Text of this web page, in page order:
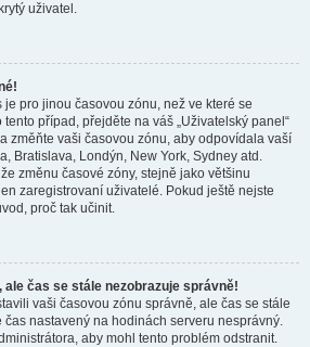
uživatel.
pro jinou časovou zónu, než ve které se
případ, přejděte na váš „Uživatelský panel“
změňte vaši časovou zónu, aby odpovídala vaší
Bratislava, Londýn, New York, Sydney atd.
změnu časové zóny, stejně jako většinu
zaregistrovaní uživatelé. Pokud ještě nejste
proč tak učinit.
ale čas se stále nezobrazuje správně!
vaši časovou zónu správně, ale čas se stále
nastavený na hodinách serveru nesprávný.
aby mohl tento problém odstranit.